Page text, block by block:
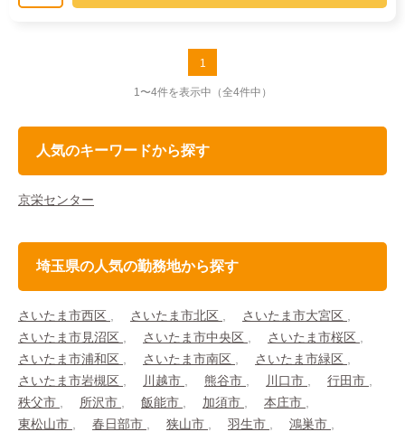
1
1〜4件を表示中 （全4件中）
人気のキーワードから探す
京栄センター
埼玉県の人気の勤務地から探す
さいたま市西区 さいたま市北区
さいたま市大宮区
さいたま市見沼区
さいたま市中央区
さいたま市桜区
さいたま市浦和区
さいたま市南区
さいたま市緑区
さいたま市岩槻区
川越市 熊谷市 川口市
行田市
秩父市
所沢市 飯能市 加須市
本庄市
東松山市
春日部市 狭山市 羽生市
鴻巣市